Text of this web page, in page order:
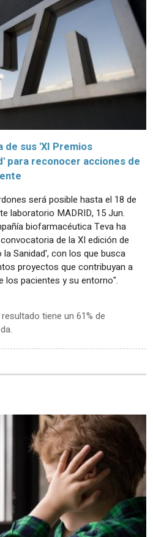
sus 'XI Premios
para reconocer acciones de
será posible hasta el 18 de
laboratorio MADRID, 15 Jun.
biofarmacéutica Teva ha
de la XI edición de
Sanidad', con los que busca
proyectos que contribuyan a
los pacientes y su entorno".
resultado tiene un 61% de